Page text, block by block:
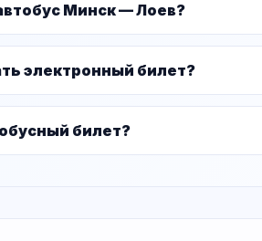
Минск — Лоев?
электронный билет?
билет?